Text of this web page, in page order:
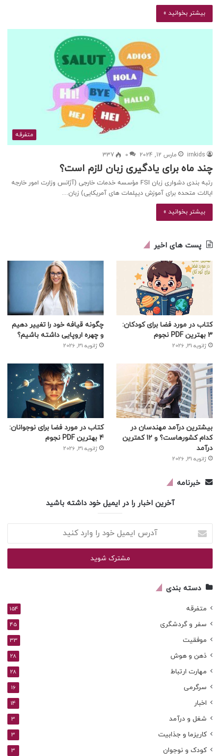
بیشتر بخوانید »
متفرقه
irnkids مارس 12, 2024 0
337
چند ماه برای یادگیری زبان لازم است؟
رتبه بندی دشواری زبان FSI مؤسسه خدمات خارجی (آژانس وزارت امور خارجه
ایالات متحده برای آموزش دیپلمات های آمریکایی) زبان…
بیشتر بخوانید »
پست های اخیر
کتاب در مورد فضا برای کودکان:
3 بهترین PDF نجوم
ژانویه 31, 2026
چگونه قیافه خود را تغییر دهیم
و چهره اروپایی داشته باشیم؟
ژانویه 31, 2026
بیشترین درآمد مهندسان در
کدام کشورهاست؟ و 12 کمترین
درآمد
ژانویه 31, 2026
کتاب در مورد فضا برای نوجوانان:
4 بهترین PDF نجوم
ژانویه 31, 2026
خبرنامه
آخرین اخبار را در ایمیل خود داشته باشید
ایمیل
خود
وارد
دسته بندی
متفرقه 154
سفر و گردشگری 45
موفقیت 33
ذهن و هوش 28
مهارت ارتباط 28
سرگرمی 16
اخبار 14
شغل و درآمد 3
کاریزما و جذابیت 3
کودک و نوجوان 3